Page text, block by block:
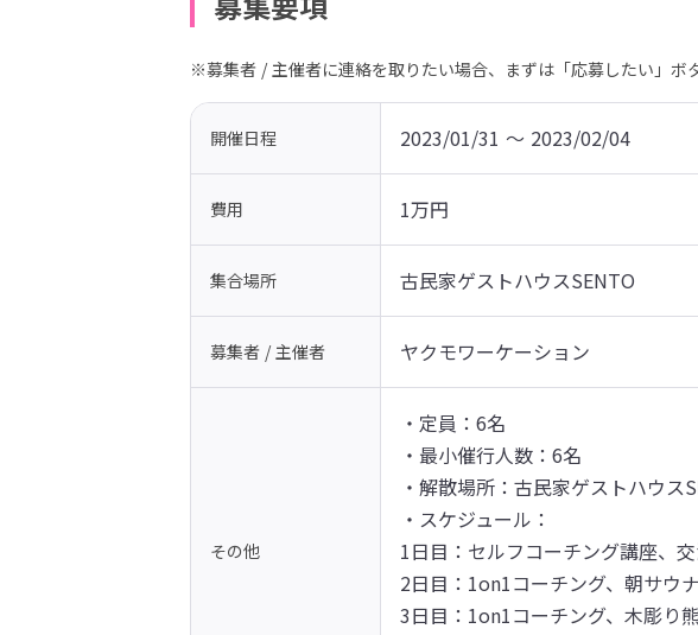
※募集者 / 主催者に連絡を取りたい場合、まずは「応募したい」ボ
開催日程 2023/01/31 〜 2023/02/04
費用 1万円
集合場所 古民家ゲストハウスSENTO
募集者 / 主催者 ヤクモワーケーション
その他
・定員：6名
・最小催行人数：6名
・解散場所：古民家ゲストハウス
・スケジュール：
1日目：セルフコーチング講座、
2日目：1on1コーチング、朝サウ
3日目：1on1コーチング、木彫り